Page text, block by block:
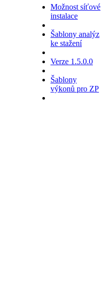
Možnost síťové
instalace
Šablony analýz
ke stažení
Verze 1.5.0.0
Šablony
výkonů pro ZP